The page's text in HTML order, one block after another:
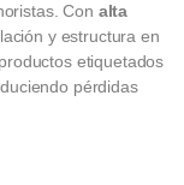
Con alta
y estructura en
etiquetados
pérdidas